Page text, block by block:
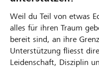
Weil du Teil von etwas
alles für ihren Traum
bereit sind, an ihre
Unterstützung fliesst
Leidenschaft, Disziplin